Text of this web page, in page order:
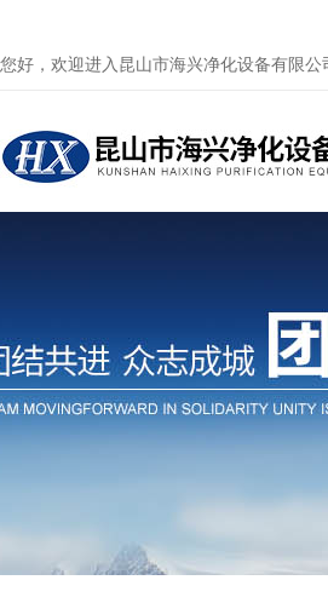
您好，欢迎进入昆山市海兴净化设备有限公